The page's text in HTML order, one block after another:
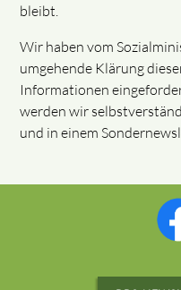
bleibt.
Wir haben vom
umgehende Klärung
Informationen
werden wir
und in einem